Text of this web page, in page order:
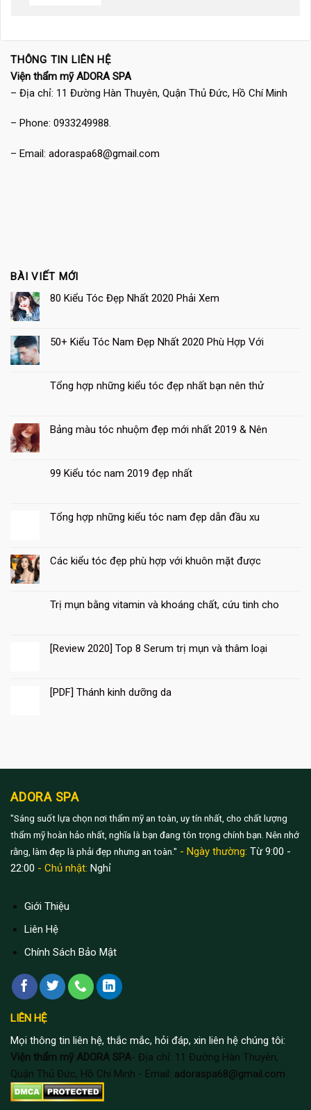
THÔNG TIN LIÊN HỆ
Viện thẩm mỹ ADORA SPA
– Địa chỉ: 11 Đường Hàn Thuyên, Quận Thủ Đức, Hồ Chí Minh
– Phone: 0933249988.
– Email: adoraspa68@gmail.com
BÀI VIẾT MỚI
80 Kiểu Tóc Đẹp Nhất 2020 Phải Xem
50+ Kiểu Tóc Nam Đẹp Nhất 2020 Phù Hợp Với
Tổng hợp những kiểu tóc đẹp nhất bạn nên thử
Bảng màu tóc nhuộm đẹp mới nhất 2019 & Nên
99 Kiểu tóc nam 2019 đẹp nhất
Tổng hợp những kiểu tóc nam đẹp dẫn đầu xu
Các kiểu tóc đẹp phù hợp với khuôn mặt được
Trị mụn bằng vitamin và khoáng chất, cứu tinh cho
[Review 2020] Top 8 Serum trị mụn và thâm loại
[PDF] Thánh kinh dưỡng da
ADORA SPA
"Sáng suốt lựa chọn nơi thẩm mỹ an toàn, uy tín nhất, cho chất lượng
thẩm mỹ hoàn hảo nhất, nghĩa là bạn đang tôn trọng chính bạn. Nên nhớ
rằng, làm đẹp là phải đẹp nhưng an toàn." - Ngày thường: Từ 9:00 -
22:00 - Chủ nhật: Nghỉ
Giới Thiệu
Liên Hệ
Chính Sách Bảo Mật
LIÊN HỆ
Mọi thông tin liên hệ, thắc mắc, hỏi đáp, xin liên hệ chúng tôi:
Viện thẩm mỹ ADORA SPA- Địa chỉ: 11 Đường Hàn Thuyên,
Quận Thủ Đức, Hồ Chí Minh - Email: adoraspa68@gmail.com